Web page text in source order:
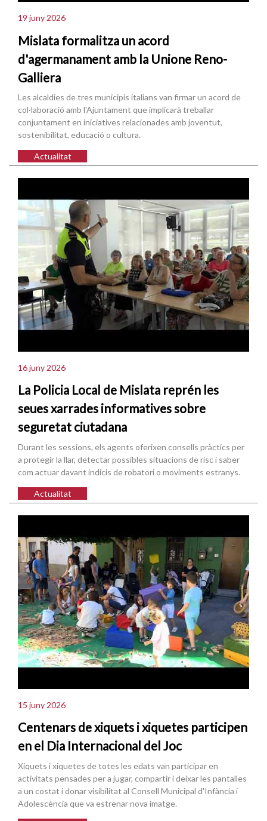
19 juny 2026
Mislata formalitza un acord
d'agermanament amb la Unione Reno-
Galliera
Les alcaldies de tres municipis italians van firmar un acord de
col·laboració amb l'Ajuntament que implicarà treballar
conjuntament en iniciatives relacionades amb joventut,
sostenibilitat, educació o cultura.
Actualitat
16 juny 2026
La Policia Local de Mislata reprén les
seues xarrades informatives sobre
seguretat ciutadana
Durant les sessions, els agents oferixen consells pràctics per
a protegir la llar, detectar possibles situacions de risc i saber
com actuar davant indicis de robatori o moviments estranys.
Actualitat
15 juny 2026
Centenars de xiquets i xiquetes participen
en el Dia Internacional del Joc
Xiquets i xiquetes de totes les edats van participar en
activitats pensades per a jugar, compartir i deixar les pantalles
a un costat i donar visibilitat al Consell Municipal d'Infància i
Adolescència que va estrenar nova imatge.